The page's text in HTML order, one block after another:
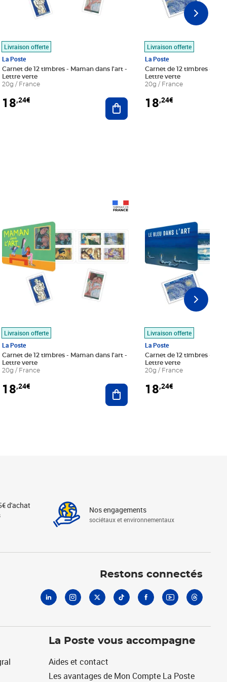
au panier
Livraison offerte
La Poste
Carnet de 12 timbres - Maman dans l'art -
Lettre verte
20g / France
18,24€ Ajouter au panier
Livraison offerte
La Poste
Carnet de 12 timbres - Le
Lettre verte
20g / France
18,24€
au panier
Livraison offerte
La Poste
Carnet de 12 timbres - Maman dans l'art -
Lettre verte
20g / France
18,24€ Ajouter au panier
Livraison offerte
La Poste
Carnet de 12 timbres - Le
Lettre verte
20g / France
18,24€
d'achat Nos engagements
sociétaux et environnementaux
Restons connectés
La Poste vous accompagne
Aides et contact
Les avantages de Mon Compte La Poste